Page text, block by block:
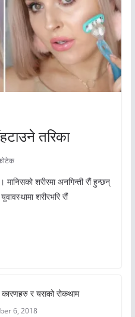
तरिका
शरीरमा अनगिन्ती रौं हुन्छन्
शरीरभरि रौं
र यसको रोकथाम
6, 2018